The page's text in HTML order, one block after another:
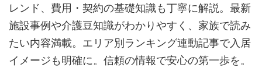
レンド、費用・契約の基礎知識も丁寧に解説。最新
施設事例や介護豆知識がわかりやすく、家族で読み
たい内容満載。エリア別ランキング連動記事で入居
イメージも明確に。信頼の情報で安心の第一歩を。